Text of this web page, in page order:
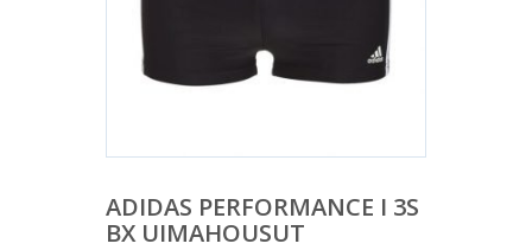
ADIDAS PERFORMANCE I 3S
BX UIMAHOUSUT